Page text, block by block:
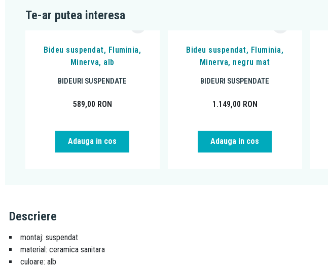
Te-ar putea interesa
Bideu suspendat, Fluminia,
Minerva, alb
BIDEURI SUSPENDATE
589,00 RON
Adauga in cos
Bideu suspendat, Fluminia,
Minerva, negru mat
BIDEURI SUSPENDATE
1.149,00 RON
Adauga in cos
Descriere
montaj: suspendat
material: ceramica sanitara
culoare: alb